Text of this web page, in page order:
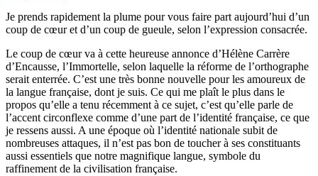
Je prends rapidement la plume pour vous faire part aujourd’hui d’un
coup de cœur et d’un coup de gueule, selon l’expression consacrée.
Le coup de cœur va à cette heureuse annonce d’Hélène Carrère
d’Encausse, l’Immortelle, selon laquelle la réforme de l’orthographe
serait enterrée. C’est une très bonne nouvelle pour les amoureux de
la langue française, dont je suis. Ce qui me plaît le plus dans le
propos qu’elle a tenu récemment à ce sujet, c’est qu’elle parle de
l’accent circonflexe comme d’une part de l’identité française, ce que
je ressens aussi. A une époque où l’identité nationale subit de
nombreuses attaques, il n’est pas bon de toucher à ses constituants
aussi essentiels que notre magnifique langue, symbole du
raffinement de la civilisation française.